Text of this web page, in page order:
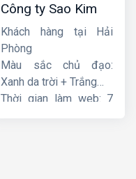
Công ty Sao Kim
Khách hàng tại Hải
Phòng
Màu sắc chủ đạo:
Xanh da trời + Trắng
Thời gian làm web: 7